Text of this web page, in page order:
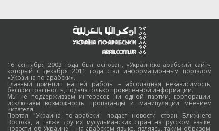
16 сентября 2003 года был основан, «Украинско-арабский сайт»,
который с декабря 2011 года стал информационным порталом
«Украина по-арабски».
Главный принцип нашей работы – абсолютная независимость,
беспристрастность, подача только проверенной информации.
Мы не поддерживаем интересов ни одной партии, корпорации,
исключаем возможность пропаганды и манипуляции мнением
читателя.
Портал "Украина по-арабски" подает новости стран Ближнего
Востока, а также других мусульманских стран на русском языке,
новости об Украине – на арабском языке, являясь, таким образом,